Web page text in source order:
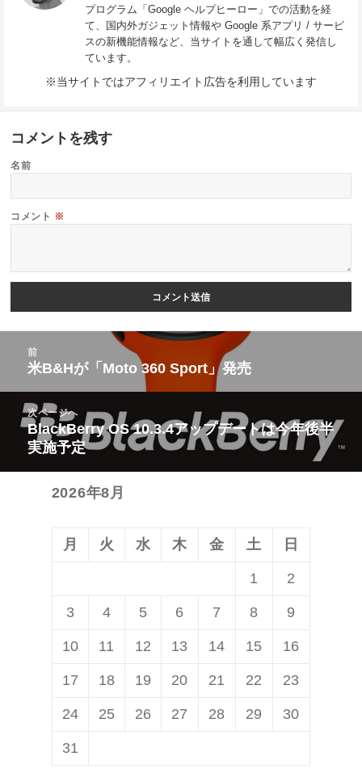
プログラム「Google ヘルプヒーロー」での活動を経
て、国内外ガジェット情報や Google 系アプリ / サービ
スの新機能情報など、当サイトを通して幅広く発信し
ています。
※当サイトではアフィリエイト広告を利用しています
コメントを残す
名前
コメント ※
前
前
の
投
稿:
米B&Hが「Moto 360 Sport」発売
次ページへ
次
の
投
BlackBerry OS 10.3.4アップデートは今年後半
実施予定
2026年8月
月 火 水 木 金 土 日
1 2
3 4 5 6 7 8 9
10 11 12 13 14 15 16
17 18 19 20 21 22 23
24 25 26 27 28 29 30
31